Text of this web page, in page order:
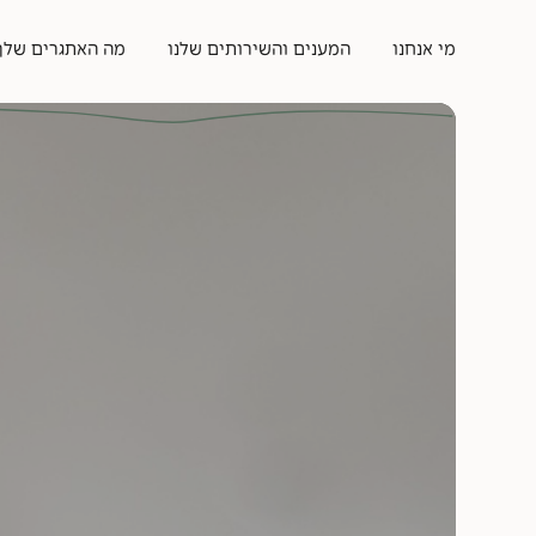
מי אנחנו המענים והשירותים שלנו מה האתגרים